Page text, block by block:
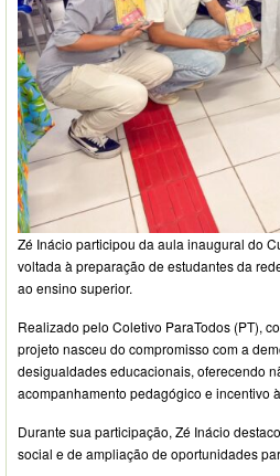
Zé Inácio participou da aula inaugural do
voltada à preparação de estudantes da
ao ensino superior.
Realizado pelo Coletivo ParaTodos (PT),
projeto nasceu do compromisso com a
desigualdades educacionais, oferecendo
acompanhamento pedagógico e incentivo
Durante sua participação, Zé Inácio
social e de ampliação de oportunidades